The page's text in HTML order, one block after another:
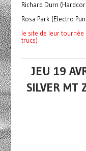
Richard Durn
Rosa Park (Electro
le site de leur
trucs)
JEU 19
SILVER MT